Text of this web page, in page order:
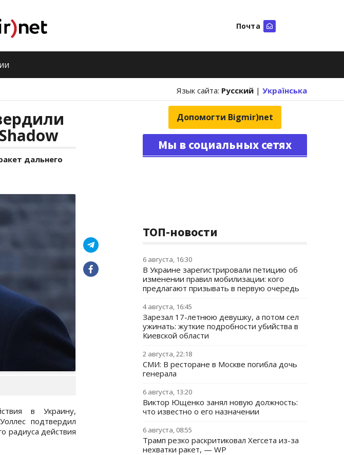
Почта
Язык сайта: Русский | Українська
дальнего
в Украину,
подтвердил
радиуса действия
Допомогти Bigmir)net
Мы в социальных сетях
ТОП-новости
6 августа, 16:30
В Украине зарегистрировали петицию об
изменении правил мобилизации: кого
предлагают призывать в первую очередь
4 августа, 16:45
Зарезал 17-летнюю девушку, а потом сел
ужинать: жуткие подробности убийства в
Киевской области
2 августа, 22:18
СМИ: В ресторане в Москве погибла дочь
генерала
6 августа, 13:20
Виктор Ющенко занял новую должность:
что известно о его назначении
6 августа, 08:55
Трамп резко раскритиковал Хегсета из-за
нехватки ракет, — WP